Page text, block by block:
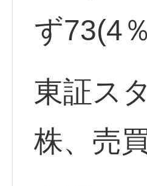
ず73(4
東証ス
株、売